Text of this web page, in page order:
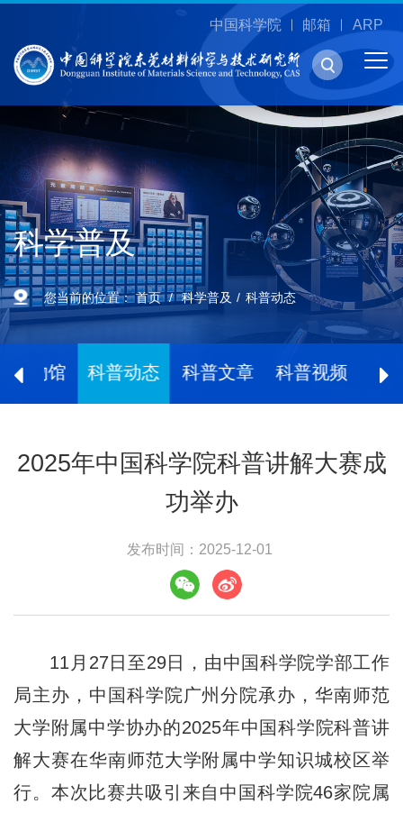
中国科学院 邮箱 ARP
科学普及
您当前的位置：首页 科学普及 科普动态
博物馆 科普动态 科普文章 科普视频
2025年中国科学院科普讲解大赛成
功举办
发布时间：2025-12-01
11月27日至29日，由中国科学院学部工作
局主办，中国科学院广州分院承办，华南师范
大学附属中学协办的2025年中国科学院科普讲
解大赛在华南师范大学附属中学知识城校区举
行。本次比赛共吸引来自中国科学院46家院属